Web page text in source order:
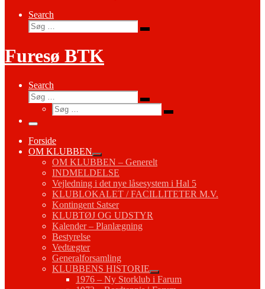
Search
Søg
Søg
Furesø BTK
Search
Søg
Søg
Søg
Søg
Menu
Forside
OM KLUBBEN
OM KLUBBEN – Generelt
INDMELDELSE
Vejledning i det nye låsesystem i Hal 5
KLUBLOKALET / FACILLITETER M.V.
Kontingent Satser
KLUBTØJ OG UDSTYR
Kalender – Planlægning
Bestyrelse
Vedtægter
Generalforsamling
KLUBBENS HISTORIE
1976 – Ny Storklub i Farum